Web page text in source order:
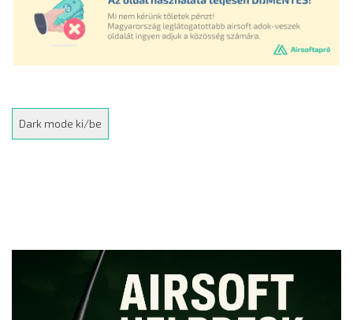
Dark mode ki/be